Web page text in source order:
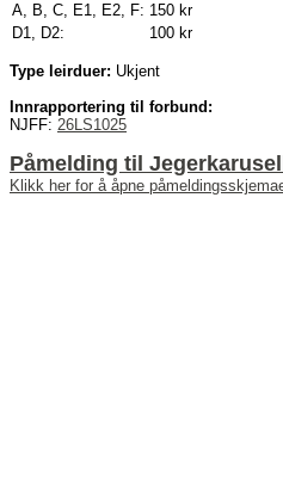
A, B, C, E1, E2, F: 150 kr
D1, D2:
100 kr
Type leirduer: Ukjent
Innrapportering til forbund:
NJFF: 26LS1025
Påmelding til
Klikk her for å åpne